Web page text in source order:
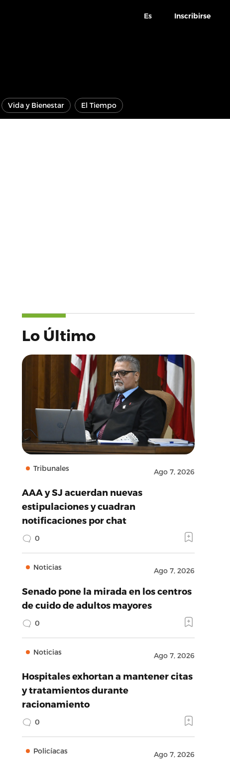
Es Inscribirse
Vida y Bienestar El Tiempo
Lo Último
Tribunales Ago 7, 2026
AAA y SJ acuerdan nuevas
estipulaciones y cuadran
notificaciones por chat
0
Noticias Ago 7, 2026
Senado pone la mirada en los centros
de cuido de adultos mayores
0
Noticias Ago 7, 2026
Hospitales exhortan a mantener citas
y tratamientos durante
racionamiento
0
Policíacas Ago 7, 2026